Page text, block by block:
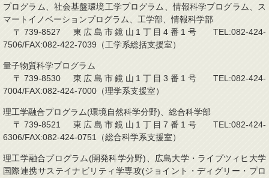
プログラム、社会基盤環境工学プログラム、情報科学プログラム、ス
マートイノベーションプログラム、工学部、情報科学部
〒739-8527 東広島市鏡山1丁目4番1号 TEL:082-424-
7506/FAX:082-422-7039（工学系総括支援室）
量子物質科学プログラム
〒739-8530 東広島市鏡山1丁目3番1号 TEL:082-424-
7004/FAX:082-424-7000（理学系支援室）
理工学融合プログラム(環境自然科学分野)、総合科学部
〒739-8521 東広島市鏡山1丁目7番1号 TEL:082-424-
6306/FAX:082-424-0751（総合科学系支援室）
理工学融合プログラム(開発科学分野)、広島大学・ライプツィヒ大学
国際連携サステイナビリティ学専攻(ジョイント・ディグリー・プロ